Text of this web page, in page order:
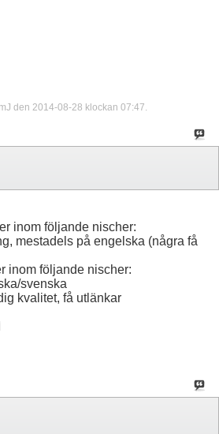
den 2014-08-28 klockan 07:47.
inom följande nischer:
mestadels på engelska (några få
inom följande nischer:
svenska
kvalitet, få utlänkar